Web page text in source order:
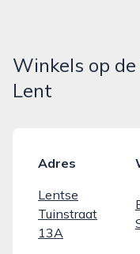
Winkels op
Lent
Adres
Lentse
Tuinstraat
13A